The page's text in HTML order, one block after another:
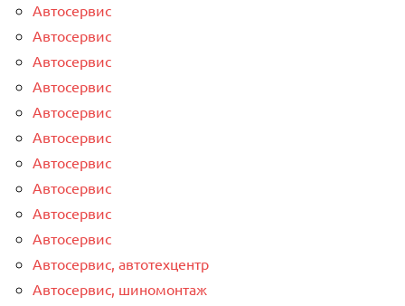
Автосервис
Автосервис
Автосервис
Автосервис
Автосервис
Автосервис
Автосервис
Автосервис
Автосервис
Автосервис
Автосервис, автотехцентр
Автосервис, шиномонтаж